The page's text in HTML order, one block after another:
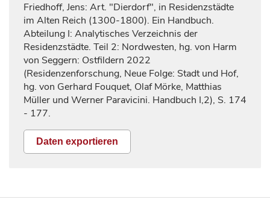
Friedhoff, Jens: Art. "Dierdorf", in Residenzstädte
im Alten Reich (1300-1800). Ein Handbuch.
Abteilung I: Analytisches Verzeichnis der
Residenzstädte. Teil 2: Nordwesten, hg. von Harm
von Seggern: Ostfildern 2022
(Residenzenforschung, Neue Folge: Stadt und Hof,
hg. von Gerhard Fouquet, Olaf Mörke, Matthias
Müller und Werner Paravicini. Handbuch I,2), S. 174
- 177.
Daten exportieren